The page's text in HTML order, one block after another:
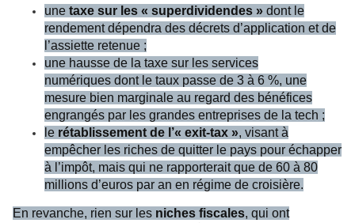
une taxe sur les « superdividendes » dont le
rendement dépendra des décrets d’application et de
l’assiette retenue ;
une hausse de la taxe sur les services
numériques dont le taux passe de 3 à 6 %, une
mesure bien marginale au regard des bénéfices
engrangés par les grandes entreprises de la tech ;
le rétablissement de l’« exit-tax », visant à
empêcher les riches de quitter le pays pour échapper
à l’impôt, mais qui ne rapporterait que de 60 à 80
millions d’euros par an en régime de croisière.
En revanche, rien sur les niches fiscales, qui ont